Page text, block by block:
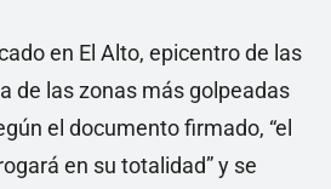
en El Alto, epicentro de las
de las zonas más golpeadas
el documento firmado, “el
en su totalidad” y se